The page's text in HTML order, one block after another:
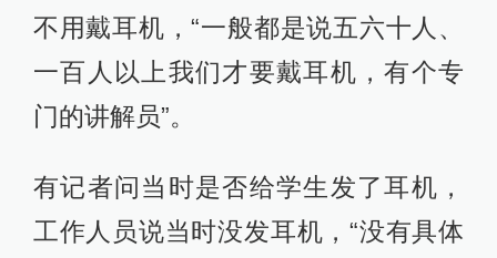
不用戴耳机，“一般都是说五六十人、
一百人以上我们才要戴耳机，有个专
门的讲解员”。
有记者问当时是否给学生发了耳机，
工作人员说当时没发耳机，“没有具体